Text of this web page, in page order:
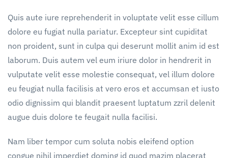
Quis aute iure reprehenderit in voluptate velit esse cillum
dolore eu fugiat nulla pariatur. Excepteur sint cupiditat
non proident, sunt in culpa qui deserunt mollit anim id est
laborum. Duis autem vel eum iriure dolor in hendrerit in
vulputate velit esse molestie consequat, vel illum dolore
eu feugiat nulla facilisis at vero eros et accumsan et iusto
odio dignissim qui blandit praesent luptatum zzril delenit
augue duis dolore te feugait nulla facilisi.
Nam liber tempor cum soluta nobis eleifend option
congue nihil imperdiet doming id quod mazim placerat